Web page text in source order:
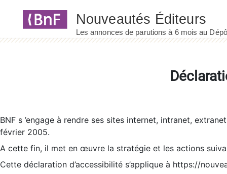
BNF s ’engage à rendre ses sites internet, intranet,
février 2005.
A cette fin, il met en œuvre la stratégie et les actions
Cette déclaration d’accessibilité s’applique à https://